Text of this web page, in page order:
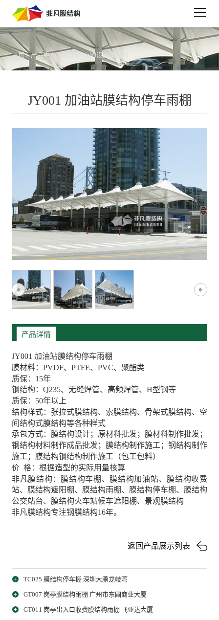
首页>产品中心 停车棚/交通设施膜结构
JY001 加油站膜结构停车雨棚
产品详情
JY001 加油站膜结构停车雨棚
膜材料：PVDF、PTFE、PVC、聚酯类
质保：15年
钢结构：Q235、无缝焊管、高频焊管、H型钢等
质保：50年以上
结构样式：张拉式膜结构、索膜结构、骨架式膜结构、空
间结构式膜结构等各种样式
承包方式：膜结构设计；原材料批发；膜材料制作批发；
钢结构材料制作成品批发；膜结构制作施工；钢结构制作
施工；膜结构钢结构制作施工（包工包料）
价 格：根据造型的实际用量核算
非凡膜结构：膜结构车棚、膜结构加油站、膜结构收费
站、膜结构遮阳棚、膜结构雨棚、膜结构停车棚、膜结构
公交站台、膜结构火车站候车遮阳棚、景观膜结构
非凡膜结构专注钢膜结构16年。
返回产品展示列表
TC025 膜结构停车棚 深圳大鹏龙岐湾
GT007 岗亭膜结构雨棚 广州市东圃商业大厦
GT011 岗亭出入口收费膜结构雨棚 飞亚达大厦